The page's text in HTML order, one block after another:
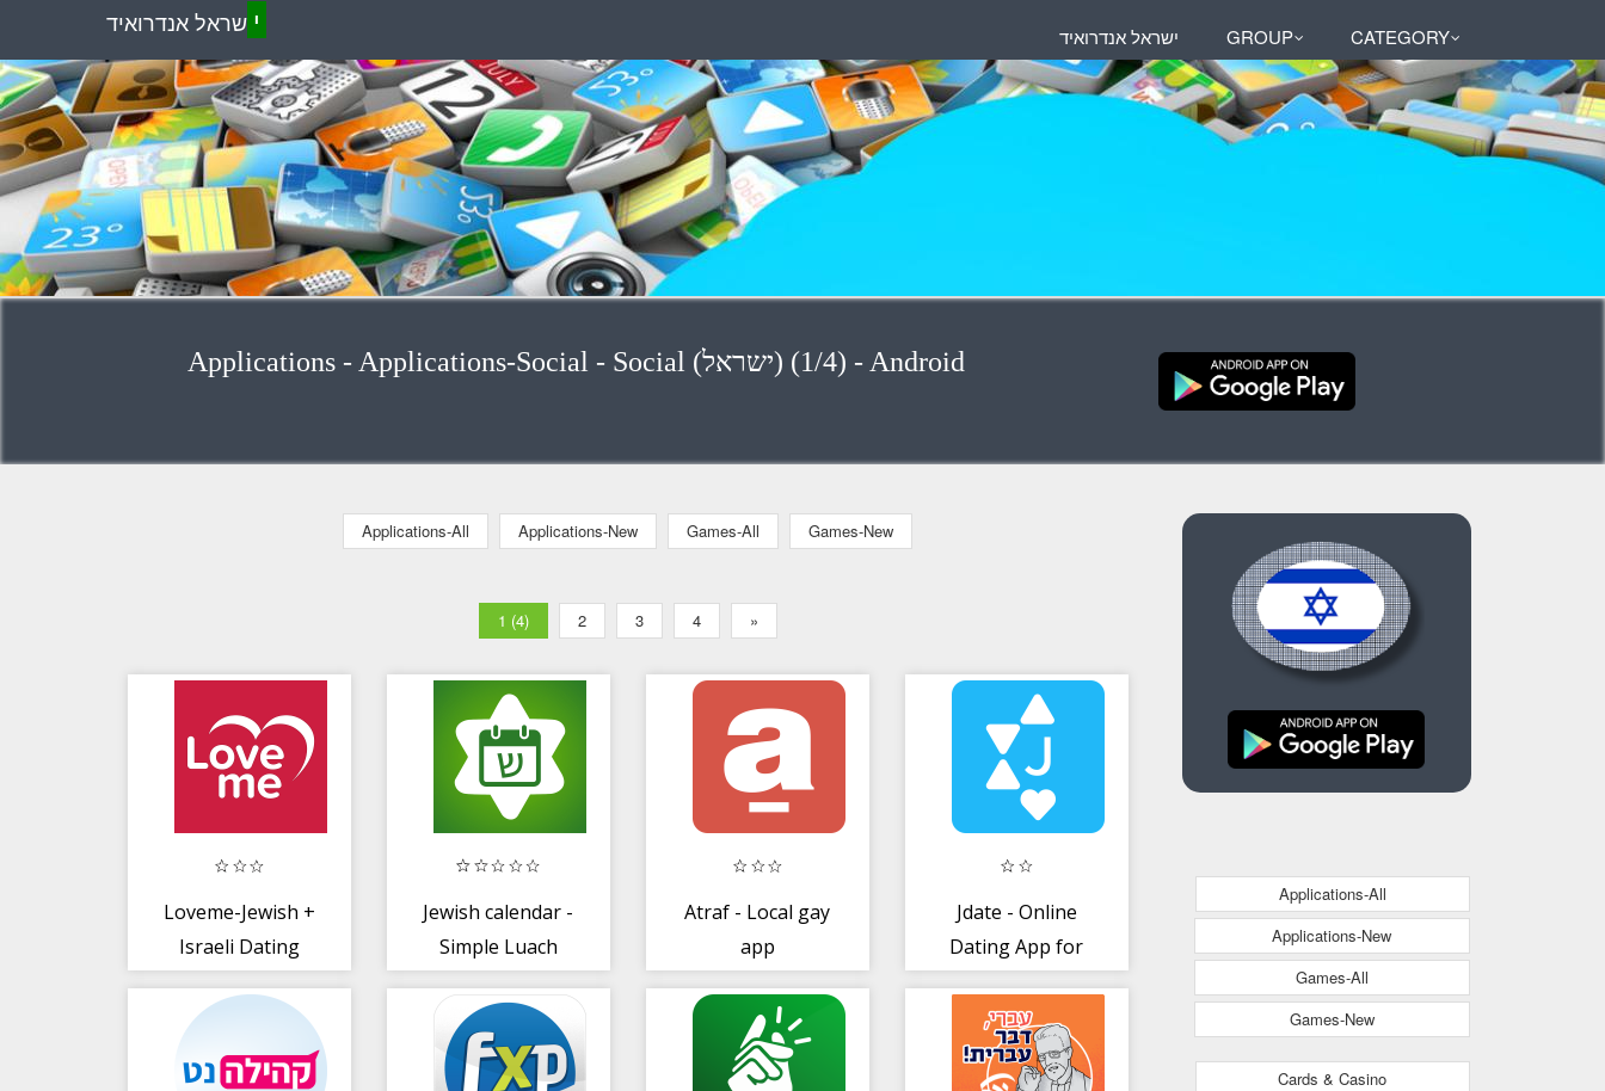
י שראל אנדרואיד ישראל אנדרואיד GROUP CATEGORY
Applications - Applications-Social - Social (ישראל) (1/4) - Android
Applications-All Applications-New Games-All Games-New
1 (4) 2 3 4 »
Loveme-Jewish +
Israeli Dating
Jewish calendar -
Simple Luach
Atraf - Local gay
app
Jdate - Online
Dating App for
Applications-All
Applications-New
Games-All
Games-New
Cards & Casino